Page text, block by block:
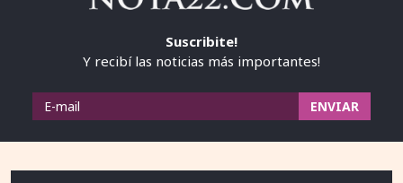
Suscribite!
Y recibí las noticias más importantes!